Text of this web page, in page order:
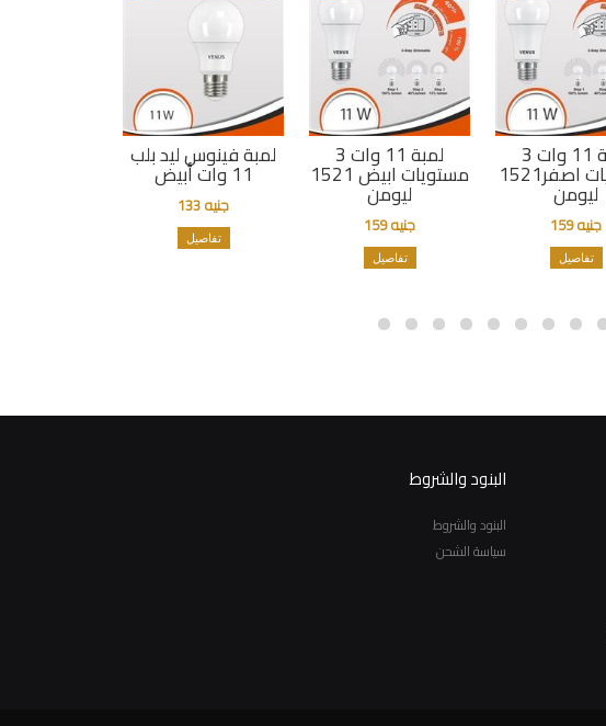
لمبة فينوس ليد بلب
11 وات أبيض
جنيه 133
تفاصيل
لمبة 11 وات 3
مستويات ابيض 1521
ليومن
جنيه 159
تفاصيل
لمبة 11 وات 3
مستويات اصفر1521
ليومن
جنيه 159
تفاصيل
البنود والشروط
البنود والشروط
سياسة الشحن